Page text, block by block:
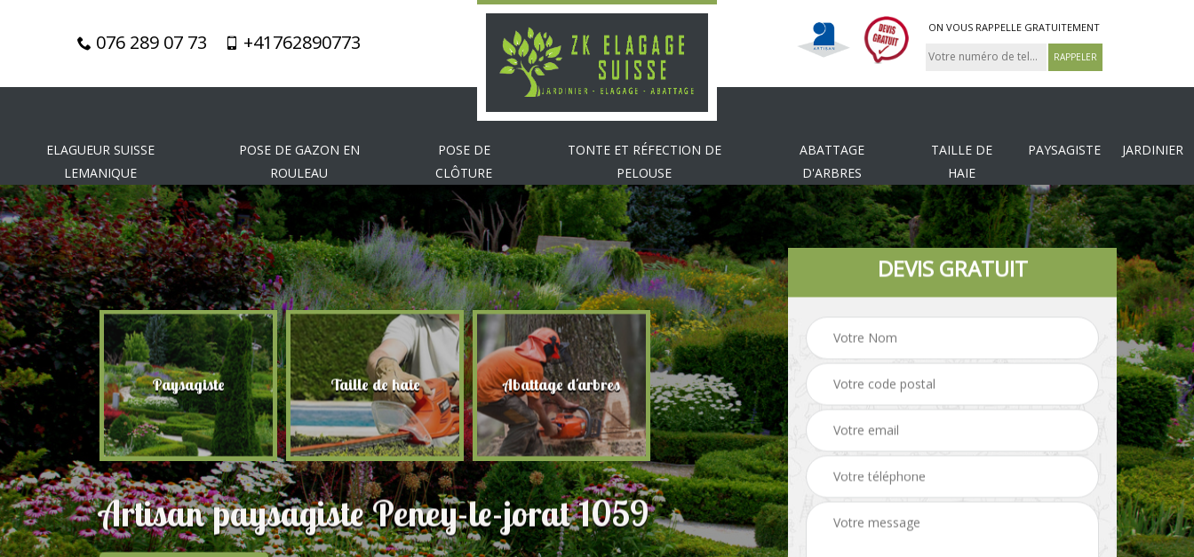
076 289 07 73 +41762890773
ON VOUS RAPPELLE GRATUITEMENT
ELAGUEUR SUISSE
LEMANIQUE
POSE DE GAZON EN
ROULEAU
POSE DE
CLÔTURE
TONTE ET RÉFECTION DE
PELOUSE
ABATTAGE
D'ARBRES
TAILLE DE
HAIE
PAYSAGISTE JARDINIER
Paysagiste Taille de haie Abattage d'arbres Tonte et réfection de
pelouse Pose de clôture Pose de gazon en
rouleau
Artisan paysagiste Peney-le-jorat 1059
DEVIS GRATUIT